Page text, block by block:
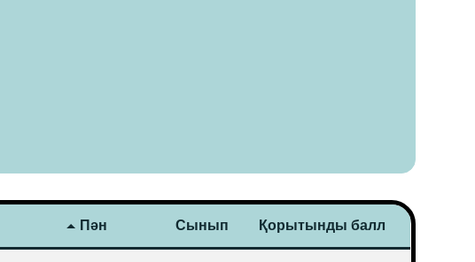
Пән Сынып Қорытынды балл